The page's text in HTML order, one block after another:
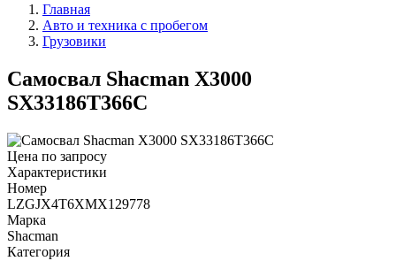
Строка
навигации
Главная
Авто и техника с пробегом
Грузовики
Самосвал Shacman X3000
SX33186T366C
Цена по запросу
Характеристики
Номер
LZGJX4T6XMX129778
Марка
Shacman
Категория